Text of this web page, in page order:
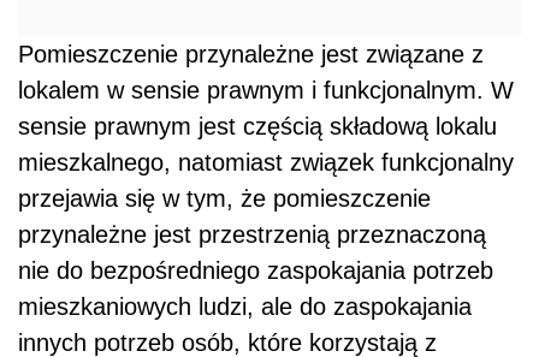
Pomieszczenie przynależne jest związane z
lokalem w sensie prawnym i funkcjonalnym. W
sensie prawnym jest częścią składową lokalu
mieszkalnego, natomiast związek funkcjonalny
przejawia się w tym, że pomieszczenie
przynależne jest przestrzenią przeznaczoną
nie do bezpośredniego zaspokajania potrzeb
mieszkaniowych ludzi, ale do zaspokajania
innych potrzeb osób, które korzystają z